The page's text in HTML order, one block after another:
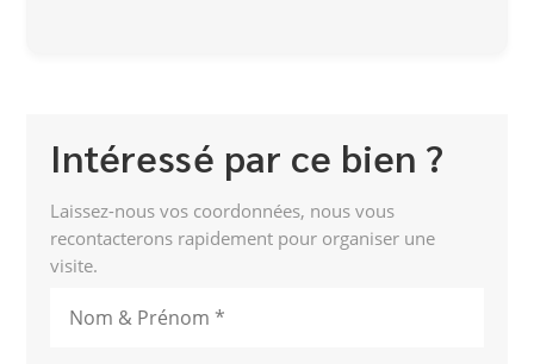
Intéressé par ce bien ?
Laissez-nous vos coordonnées, nous vous
recontacterons rapidement pour organiser une
visite.